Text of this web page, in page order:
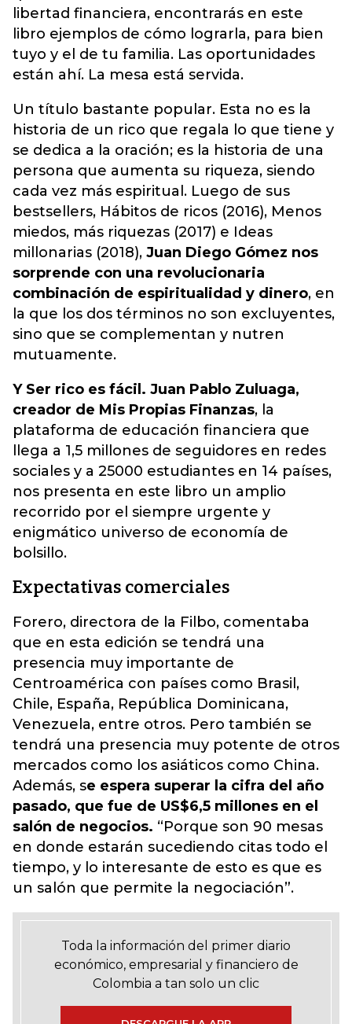
libertad financiera, encontrarás en este
libro ejemplos de cómo lograrla, para bien
tuyo y el de tu familia. Las oportunidades
están ahí. La mesa está servida.
Un título bastante popular. Esta no es la
historia de un rico que regala lo que tiene y
se dedica a la oración; es la historia de una
persona que aumenta su riqueza, siendo
cada vez más espiritual. Luego de sus
bestsellers, Hábitos de ricos (2016), Menos
miedos, más riquezas (2017) e Ideas
millonarias (2018), Juan Diego Gómez nos
sorprende con una revolucionaria
combinación de espiritualidad y dinero, en
la que los dos términos no son excluyentes,
sino que se complementan y nutren
mutuamente.
Y Ser rico es fácil. Juan Pablo Zuluaga,
creador de Mis Propias Finanzas, la
plataforma de educación financiera que
llega a 1,5 millones de seguidores en redes
sociales y a 25000 estudiantes en 14 países,
nos presenta en este libro un amplio
recorrido por el siempre urgente y
enigmático universo de economía de
bolsillo.
Expectativas comerciales
Forero, directora de la Filbo, comentaba
que en esta edición se tendrá una
presencia muy importante de
Centroamérica con países como Brasil,
Chile, España, República Dominicana,
Venezuela, entre otros. Pero también se
tendrá una presencia muy potente de otros
mercados como los asiáticos como China.
Además, se espera superar la cifra del año
pasado, que fue de US$6,5 millones en el
salón de negocios. “Porque son 90 mesas
en donde estarán sucediendo citas todo el
tiempo, y lo interesante de esto es que es
un salón que permite la negociación”.
Toda la información del primer diario
económico, empresarial y financiero de
Colombia a tan solo un clic